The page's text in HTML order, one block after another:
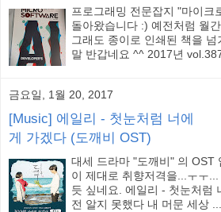
프로그래밍 전문잡지 "마이크
돌아왔습니다 :) 예전처럼 월
그래도 종이로 인쇄된 책을
말 반갑네요 ^^ 2017년
금요일, 1월 20, 2017
[Music] 에일리 - 첫눈처럼 너에
게 가겠다 (도깨비 OST)
대세 드라마 "도깨비" 의 OST
이 제대로 취향저격을...ㅜㅜ
듯 싶네요. 에일리 - 첫눈처럼
전 알지 못했다 내 머문 세상 ...